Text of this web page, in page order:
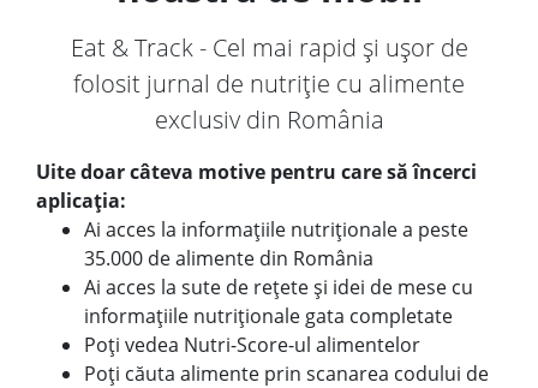
Eat & Track - Cel mai rapid și ușor de
folosit jurnal de nutriție cu alimente
exclusiv din România
Uite doar câteva motive pentru care să încerci
aplicația:
Ai acces la informațiile nutriționale a peste
35.000 de alimente din România
Ai acces la sute de rețete și idei de mese cu
informațiile nutriționale gata completate
Poți vedea Nutri-Score-ul alimentelor
Poți căuta alimente prin scanarea codului de